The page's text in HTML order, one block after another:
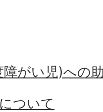
がい児)への
ついて